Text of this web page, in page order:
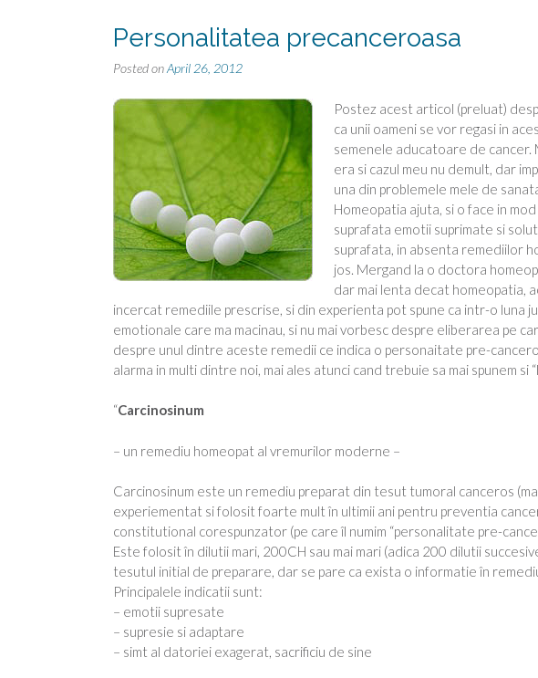
Personalitatea precanceroasa
Posted onApril 26, 2012
Postez acest articol (preluat)
ca unii oameni se vor regasi in
semenele aducatoare de cancer.
era si cazul meu nu demult, dar
una din problemele mele de
Homeopatia ajuta, si o face in
suprafata emotii suprimate si
suprafata, in absenta remediilor
jos. Mergand la o doctora
dar mai lenta decat homeopatia,
incercat remediile prescrise, si din experienta pot spune ca intr-o luna
emotionale care ma macinau, si nu mai vorbesc despre eliberarea pe
despre unul dintre aceste remedii ce indica o personaitate pre-
alarma in multi dintre noi, mai ales atunci cand trebuie sa mai spunem si
“Carcinosinum
– un remediu homeopat al vremurilor moderne –
Carcinosinum este un remediu preparat din tesut tumoral canceros
experiementat si folosit foarte mult în ultimii ani pentru preventia
constitutional corespunzator (pe care îl numim “personalitate pre-
Este folosit în dilutii mari, 200CH sau mai mari (adica 200 dilutii
tesutul initial de preparare, dar se pare ca exista o informatie în
Principalele indicatii sunt:
– emotii supresate
– supresie si adaptare
– simt al datoriei exagerat, sacrificiu de sine